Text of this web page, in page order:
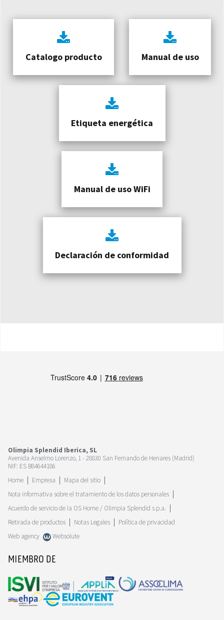
Catalogo producto Manual de uso
Etiqueta energética
Manual de uso WiFi
Declaración de conformidad
Olimpia Splendid Iberica, SL
Avenida Anselmo Lorenzo, 1 - 28830 San Fernando de Henares (Madrid)
NIF: ES B84644186
Home
Empresa
Mapa del sitio
Nota informativa sobre el tratamiento de los datos personales
Acuerdo de servicio de la OS Home / Olimpia Splendid s.p.a.
Retirada de productos
Notas Legales
Política de privacidad
Web agency
Websolute
MIEMBRO DE